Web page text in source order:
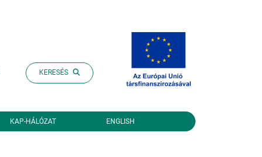
KERESÉS
KAP-HÁLÓZAT ENGLISH